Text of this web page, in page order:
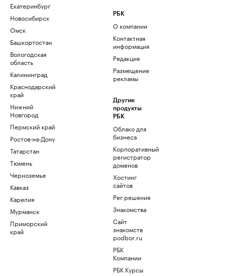
Екатеринбург
Новосибирск
Омск
Башкортостан
Вологодская
область
Калининград
Краснодарский
край
Нижний
Новгород
Пермский край
Ростов-на-Дону
Татарстан
Тюмень
Черноземье
Кавказ
Карелия
Мурманск
Приморский
край
РБК
О компании
Контактная
информация
Редакция
Размещение
рекламы
Другие
продукты
РБК
Облако для
бизнеса
Корпоративный
регистратор
доменов
Хостинг
сайтов
Рег.решения
Знакомства
Сайт
знакомств
podbor.ru
РБК
Компании
РБК Курсы